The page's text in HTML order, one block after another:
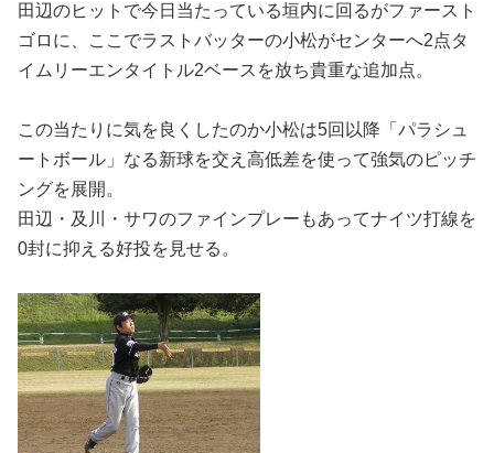
田辺のヒットで今日当たっている垣内に回るがファースト
ゴロに、ここでラストバッターの小松がセンターへ2点タ
イムリーエンタイトル2ベースを放ち貴重な追加点。
この当たりに気を良くしたのか小松は5回以降「パラシュ
ートボール」なる新球を交え高低差を使って強気のピッチ
ングを展開。
田辺・及川・サワのファインプレーもあってナイツ打線を
0封に抑える好投を見せる。